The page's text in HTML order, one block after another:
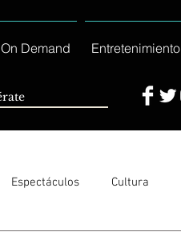
On Demand Entretenimiento
Espectáculos Cultura